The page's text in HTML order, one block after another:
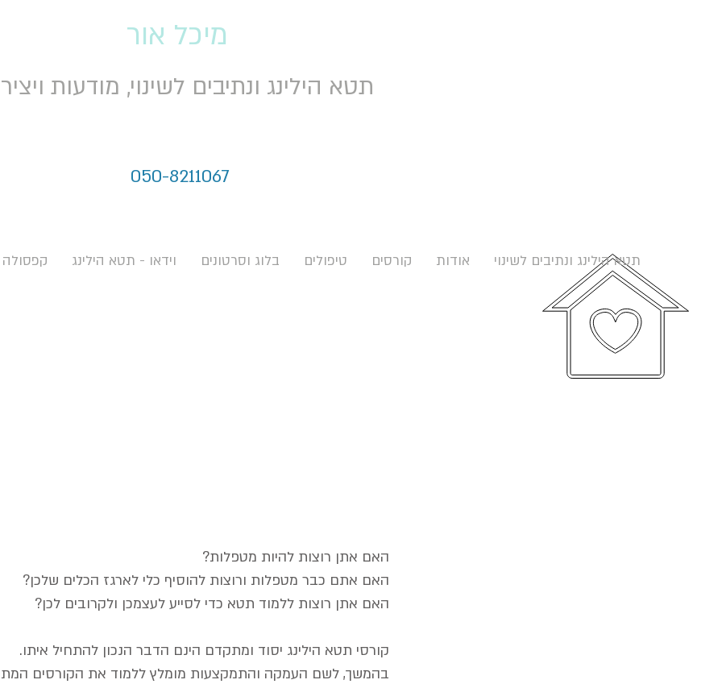
תטא הילינג ונתיבים לשינוי, מודעות
מיכל אור
050-8211067
תטא הילינג ונתיבים לשינוי אודות קורסים טיפולים בלוג וסרטונים וידאו - תטא הילינג
האם אתן רוצות להיות מטפלות?
האם אתם כבר מטפלות ורוצות להוסיף כלי לארגז הכלים שלכן?
האם אתן רוצות ללמוד תטא כדי לסייע לעצמכן ולקרובים לכן?
קורסי תטא הילינג יסוד ומתקדם הינם הדבר הנכון להתחיל איתו.
בהמשך, לשם העמקה והתמקצעות מומלץ ללמוד את הקורסים